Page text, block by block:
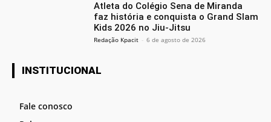
Atleta do Colégio Sena de Miranda
faz história e conquista o Grand Slam
Kids 2026 no Jiu-Jitsu
Redação Kpacit - 6 de agosto de 2026
INSTITUCIONAL
Fale conosco